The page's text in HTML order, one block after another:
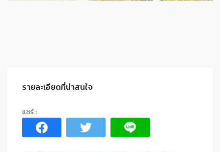
รายละเอียดที่น่าสนใจ